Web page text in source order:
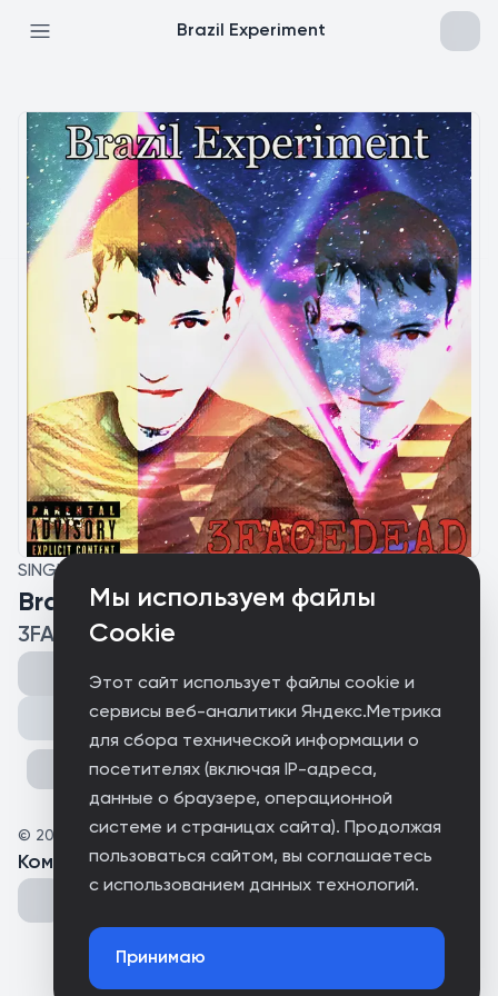
Мы используем файлы
Cookie
Этот сайт использует файлы cookie и
сервисы веб-аналитики Яндекс.Метрика
для сбора технической информации о
посетителях (включая IP-адреса,
данные о браузере, операционной
системе и страницах сайта). Продолжая
пользоваться сайтом, вы соглашаетесь
с использованием данных технологий.
Принимаю
Brazil Experiment
SINGLE
Brazil Experiment
3FACEDEAD
Поделиться
© 2026 Parental advisory
Комментарии(0 )